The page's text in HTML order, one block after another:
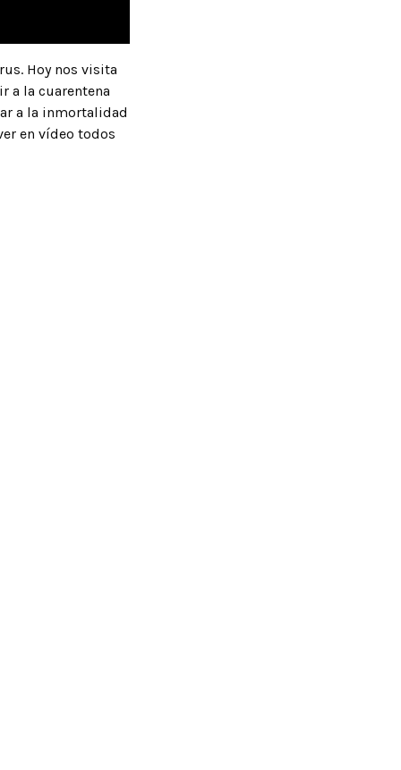
Hoy nos visita
a la cuarentena
a la inmortalidad
en vídeo todos